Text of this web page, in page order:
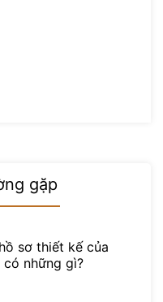
gặp
sơ thiết kế của
có những gì?